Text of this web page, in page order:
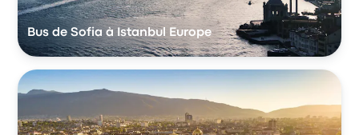
Bus de Sofia à Istanbul Europe